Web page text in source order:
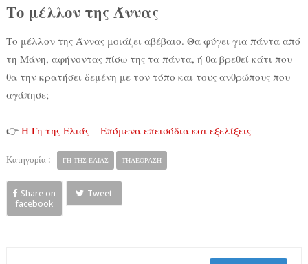
Το μέλλον της Άννας
Το μέλλον της Άννας μοιάζει αβέβαιο. Θα φύγει για πάντα από
τη Μάνη, αφήνοντας πίσω της τα πάντα, ή θα βρεθεί κάτι που
θα την κρατήσει δεμένη με τον τόπο και τους ανθρώπους που
αγάπησε;
👉 Η Γη της Ελιάς – Επόμενα επεισόδια και εξελίξεις
Κατηγορία : ΓΗ ΤΗΣ ΕΛΙΑΣ ΤΗΛΕΟΡΑΣΗ
Share on
facebook
Tweet